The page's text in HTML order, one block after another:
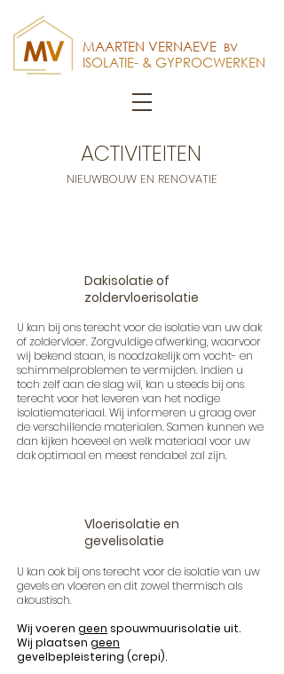
MAARTEN VERNAEVE BV
ISOLATIE- & GYPROCWERKEN
ACTIVITEITEN
NIEUWBOUW EN RENOVATIE
Dakisolatie of
zoldervloerisolatie
U kan bij ons terecht voor de isolatie van uw dak
of zoldervloer. Zorgvuldige afwerking, waarvoor
wij bekend staan, is noodzakelijk om vocht- en
schimmelproblemen te vermijden. Indien u
toch zelf aan de slag wil, kan u steeds bij ons
terecht voor het leveren van het nodige
isolatiemateriaal. Wij informeren u graag over
de verschillende materialen. Samen kunnen we
dan kijken hoeveel en welk materiaal voor uw
dak optimaal en meest rendabel zal zijn.
Vloerisolatie en
gevelisolatie
U kan ook bij ons terecht voor de isolatie van uw
gevels en vloeren en dit zowel thermisch als
akoustisch.
Wij voeren geen spouwmuurisolatie uit.
Wij plaatsen geen
gevelbepleistering (crepi).